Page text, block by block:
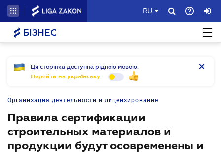
RU
БІЗНЕС
Ця сторінка доступна рідною мовою.
Перейти на українську
Организация деятельности и лицензирование
Правила сертификации
строительных материалов и
продукции будут осовременены и